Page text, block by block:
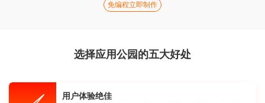
免编程立即制作
选择应用公园的五大好处
用户体验绝佳